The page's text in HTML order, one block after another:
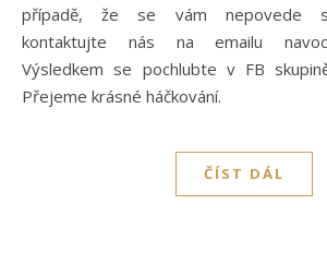
případě, že se vám nepovede
kontaktujte nás na emailu
Výsledkem se pochlubte v FB
Přejeme krásné háčkování.
ČÍST DÁL